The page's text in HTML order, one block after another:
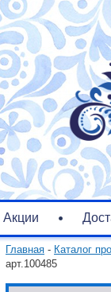
Акции
Главная - Каталог
арт.100485